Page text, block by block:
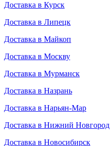
Доставка в Курск
Доставка в Липецк
Доставка в Майкоп
Доставка в Москву
Доставка в Мурманск
Доставка в Назрань
Доставка в Нарьян-Мар
Доставка в Нижний Новгород
Доставка в Новосибирск